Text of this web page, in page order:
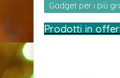
Gadget per i più
Prodotti in